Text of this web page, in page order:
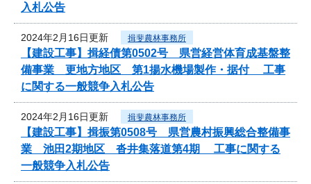
入札公告
2024年2月16日更新 揖斐農林事務所
【建設工事】揖経債第0502号 県営経営体育成基盤整
備事業 更地方地区 第1揚水機場製作・据付 工事
に関する一般競争入札公告
2024年2月16日更新 揖斐農林事務所
【建設工事】揖振第0508号 県営農村振興総合整備事
業 池田2期地区 沓井集落道第4期 工事に関する
一般競争入札公告